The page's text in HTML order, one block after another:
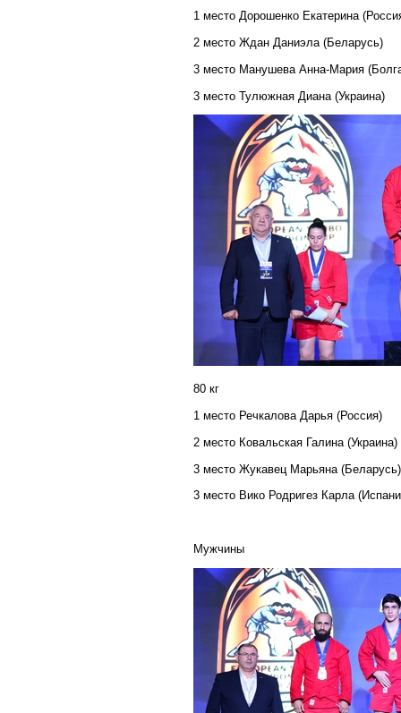
1 место Дорошенко Екатерина
2 место Ждан Даниэла (Беларусь)
3 место Манушева Анна-Мария
3 место Тулюжная Диана (Украина)
80 кг
1 место Речкалова Дарья (Россия)
2 место Ковальская Галина (Украина)
3 место Жукавец Марьяна (Беларусь)
3 место Вико Родригез Карла
Мужчины